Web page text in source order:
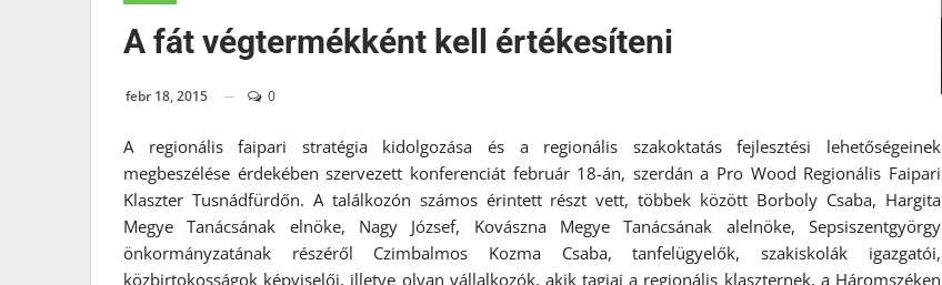
A fát végtermékként kell értékesíteni
febr 18, 2015 0
A regionális faipari stratégia kidolgozása és a regionális szakoktatás fejlesztési lehetőségeinek
megbeszélése érdekében szervezett konferenciát február 18-án, szerdán a Pro Wood Regionális Faipari
Klaszter Tusnádfürdőn. A találkozón számos érintett részt vett, többek között Borboly Csaba, Hargita
Megye Tanácsának elnöke, Nagy József, Kovászna Megye Tanácsának alelnöke, Sepsiszentgyörgy
önkormányzatának részéről Czimbalmos Kozma Csaba, tanfelügyelők, szakiskolák igazgatói,
közbirtokosságok képviselői, illetve olyan vállalkozók, akik tagjai a regionális klaszternek, a Háromszéken